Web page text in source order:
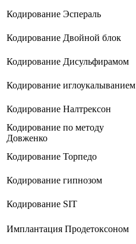
Кодирование Эспераль
Кодирование Двойной блок
Кодирование Дисульфирамом
Кодирование иглоукалыванием
Кодирование Налтрексон
Кодирование по методу
Довженко
Кодирование Торпедо
Кодирование гипнозом
Кодирование SIT
Имплантация Продетоксоном